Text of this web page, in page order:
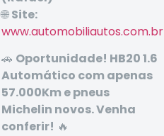
🌐Site:
www.automobiliautos.com.br
🚗 Oportunidade! HB20 1.6
Automático com apenas
57.000Km e pneus
Michelin novos. Venha
conferir! 🔥